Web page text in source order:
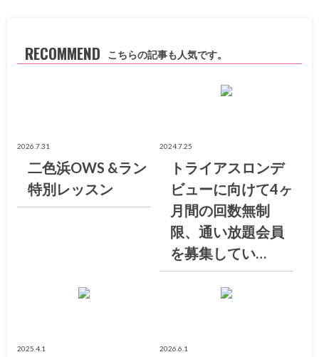
RECOMMEND こちらの記事も人気です。
2026.7.31
二色浜OWS &ラン
特別レッスン
2024.7.25
トライアスロンデ
ビューに向けて4ヶ
月間の回数無制
限、通い放題会員
を募集してい…
2025.4.1 2026.6.1